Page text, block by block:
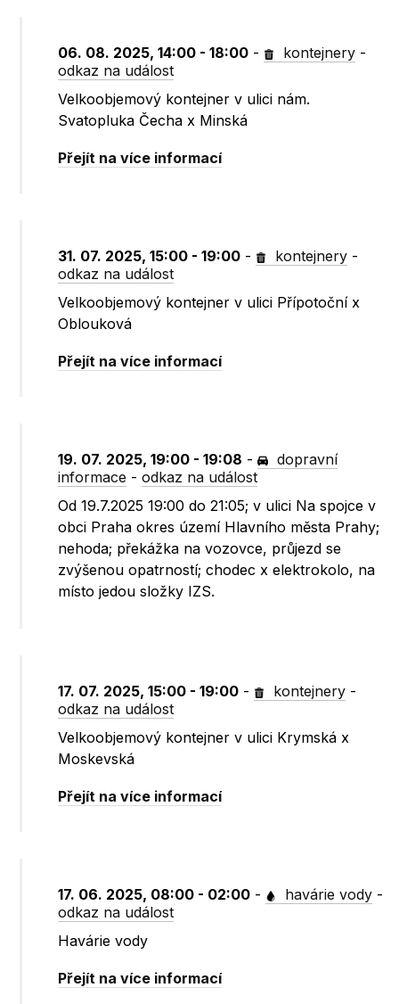
06. 08. 2025, 14:00 - 18:00 - kontejnery -
odkaz na událost
Velkoobjemový kontejner v ulici nám.
Svatopluka Čecha x Minská
Přejít na více informací
31. 07. 2025, 15:00 - 19:00 - kontejnery -
odkaz na událost
Velkoobjemový kontejner v ulici Přípotoční x
Oblouková
Přejít na více informací
19. 07. 2025, 19:00 - 19:08 -
dopravní
informace -odkaz na událost
Od 19.7.2025 19:00 do 21:05; v ulici Na spojce v
obci Praha okres území Hlavního města Prahy;
nehoda; překážka na vozovce, průjezd se
zvýšenou opatrností; chodec x elektrokolo, na
místo jedou složky IZS.
17. 07. 2025, 15:00 - 19:00 - kontejnery -
odkaz na událost
Velkoobjemový kontejner v ulici Krymská x
Moskevská
Přejít na více informací
17. 06. 2025, 08:00 - 02:00 - havárie vody -
odkaz na událost
Havárie vody
Přejít na více informací